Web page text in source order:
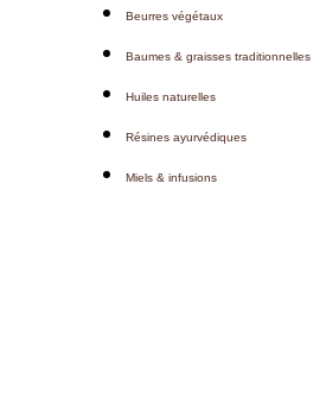
Beurres végétaux
Baumes & graisses traditionnelles
Huiles naturelles
Résines ayurvédiques
Miels & infusions